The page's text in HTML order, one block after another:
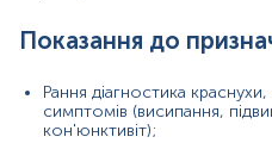
Матеріал
цільна кров
Показання до
Рання діагностика
симптомів (висипання,
кон'юнктивіт);